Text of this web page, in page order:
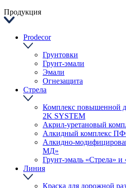
Продукция
Prodecor
Грунтовки
Грунт-эмали
Эмали
Огнезащита
Стрела
Комплекс повышенной
2K SYSTEM
Акрил-уретановый
Алкидный комплекс
Алкидно-
МД»
Грунт-эмаль «Стрела» и
Линия
Краска для дорожной